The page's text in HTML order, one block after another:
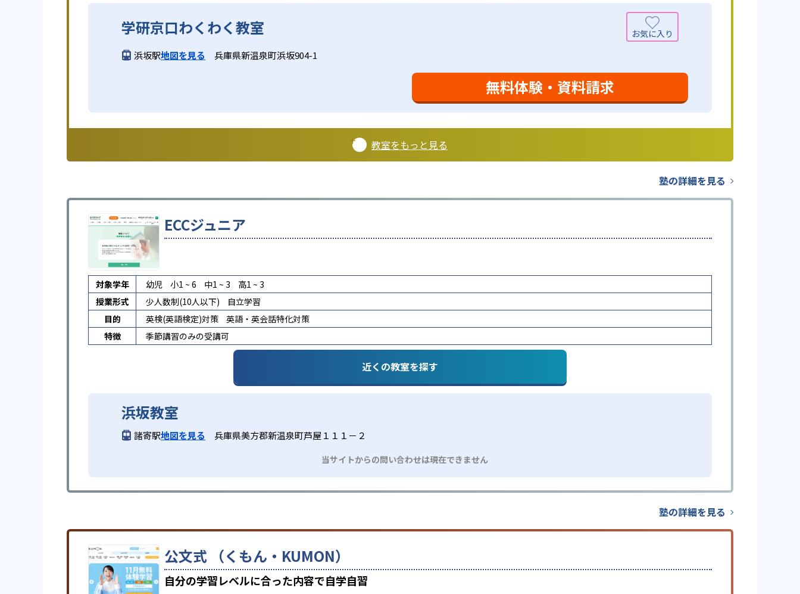
学研京口わくわく教室
浜坂駅地図を見る 兵庫県新温泉町浜坂904-1
無料体験・資料請求
教室をもっと見る
塾の詳細を見る
ECCジュニア
対象学年 幼児 小1 ~ 6 中1 ~ 3
高1 ~ 3
授業形式
少人数制(10人以下)
自立学習
目的
英検(英語検定)対策
英語・英会話特化対策
特徴
季節講習のみの受講可
近くの教室を探す
浜坂教室
諸寄駅地図を見る 兵庫県美方郡新温泉町芦屋１１１－２
当サイトからの問い合わせは現在できません
塾の詳細を見る
公文式 （くもん・KUMON）
自分の学習レベルに合った内容で自学自習